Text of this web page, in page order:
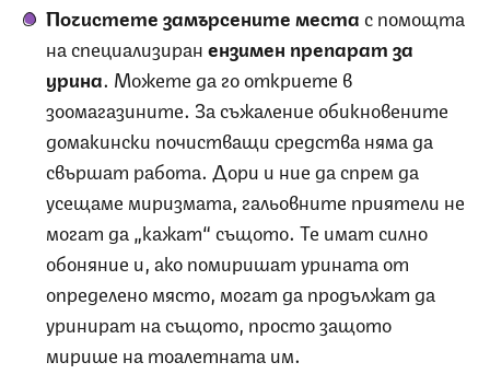
Почистете замърсените местас помощта
на специализиранензимен препарат за
урина. Можете да го откриете в
зоомагазините. За съжаление обикновените
домакински почистващи средства няма да
свършат работа. Дори и ние да спрем да
усещаме миризмата, гальовните приятели не
могат да „кажат“ същото. Те имат силно
обоняние и, ако помиришат урината от
определено място, могат да продължат да
уринират на същото, просто защото
мирише на тоалетната им.